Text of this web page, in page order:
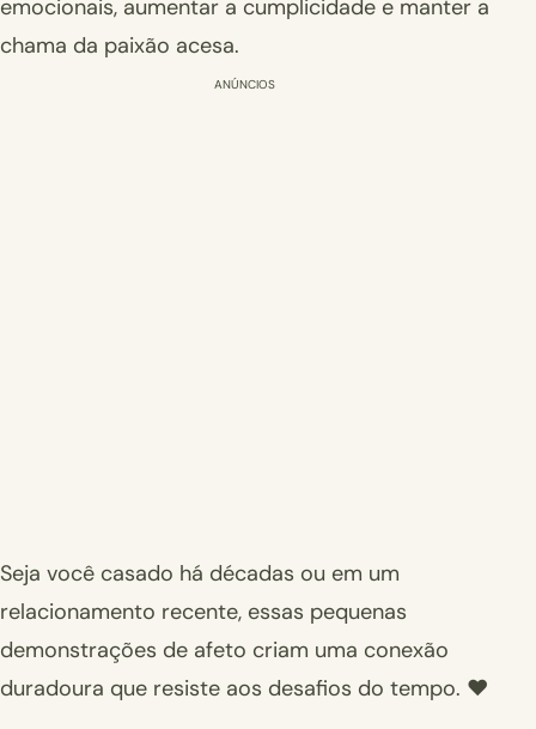
emocionais, aumentar a cumplicidade e manter a
chama da paixão acesa.
ANÚNCIOS
Seja você casado há décadas ou em um
relacionamento recente, essas pequenas
demonstrações de afeto criam uma conexão
duradoura que resiste aos desafios do tempo. ❤️